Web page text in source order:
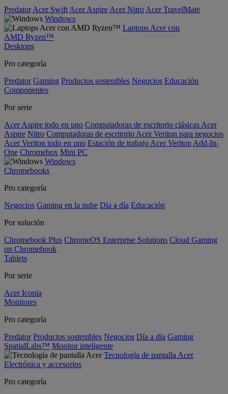
Predator Acer Swift Acer Aspire Acer Nitro Acer TravelMate
Windows
Laptops Acer con
AMD Ryzen™
Desktops
Pro categoría
Predator Gaming Productos sostenibles Negocios Educación
Componentes
Por serie
Acer Aspire todo en uno Computadoras de escritorio clásicas Acer
Aspire Nitro Computadoras de escritorio Acer Veriton para negocios
Acer Veriton todo en uno Estación de trabajo Acer Veriton Add-In-
One Chromebox Mini PC
Windows
Chromebooks
Pro categoría
Negocios Gaming en la nube Día a día Educación
Por solución
Chromebook Plus ChromeOS Enterprise Solutions Cloud Gaming
on Chromebook
Tablets
Por serie
Acer Iconia
Monitores
Pro categoría
Predator Productos sostenibles Negocios Día a día Gaming
SpatialLabs™ Monitor inteligente
Tecnología de pantalla Acer
Electrónica y accesorios
Pro categoría